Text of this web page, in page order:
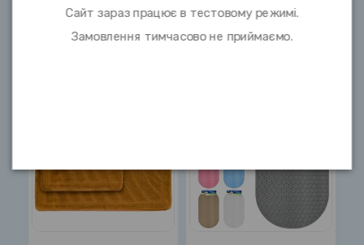
Туреччина пудра
турция коричневий
1889
Сайт зараз працює в тестовому режимі.
Замовлення тимчасово не приймаємо.